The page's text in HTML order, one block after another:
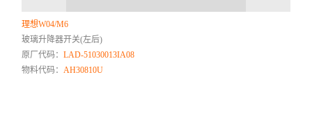
理想W04/M6
玻璃升降器开关(左后)
原厂代码：LAD-51030013IA08
物料代码： AH30810U